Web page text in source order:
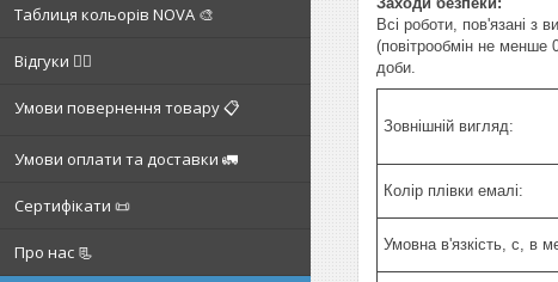
Таблиця кольорів NOVA 🎨
Відгуки ✍🏼
Умови повернення товару 📋
Умови оплати та доставки 🚛
Сертифікати 📜
Про нас 📃
Всі роботи, пов'язані з
(повітрообмін не менше
доби.
Зовнішній вигляд:
Колір плівки емалі:
Умовна в'язкість, с, в